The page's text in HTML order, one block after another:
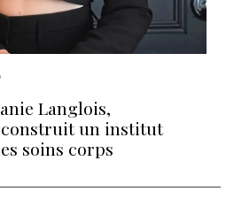
Langlois,
construit un institut
soins corps